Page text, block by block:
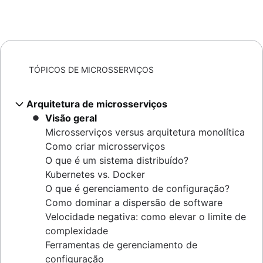
TÓPICOS DE MICROSSERVIÇOS
Arquitetura de microsserviços
Visão geral
Microsserviços versus arquitetura monolítica
Como criar microsserviços
O que é um sistema distribuído?
Kubernetes vs. Docker
O que é gerenciamento de configuração?
Como dominar a dispersão de software
Velocidade negativa: como elevar o limite de
complexidade
Ferramentas de gerenciamento de
configuração